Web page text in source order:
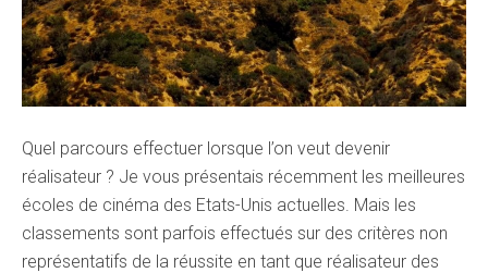
Quel parcours effectuer lorsque l’on veut devenir
réalisateur ? Je vous présentais récemment les meilleures
écoles de cinéma des Etats-Unis actuelles. Mais les
classements sont parfois effectués sur des critères non
représentatifs de la réussite en tant que réalisateur des